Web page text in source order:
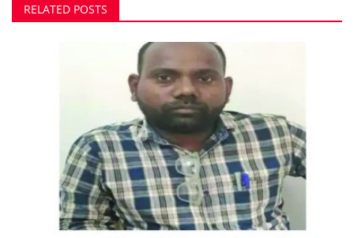
RELATED POSTS